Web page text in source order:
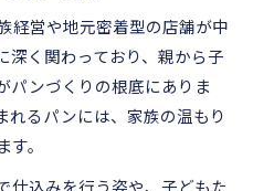
経営や地元密着型の店舗が中
深く関わっており、親から子
パンづくりの根底にありま
れるパンには、家族の温もり
。